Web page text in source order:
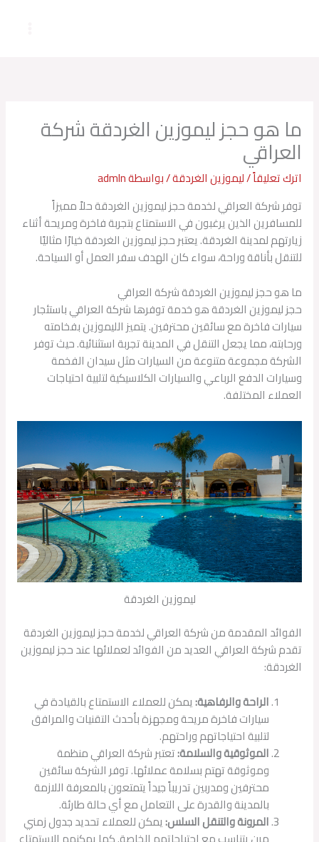
ما هو حجز ليموزين الغردقة شركة
العراقي
اترك تعليقاً/ليموزين الغردقة/ بواسطةadmln
توفر شركة العراقي لخدمة حجز ليموزين الغردقة حلاً مميزاً
للمسافرين الذين يرغبون في الاستمتاع بتجربة فاخرة ومريحة أثناء
زيارتهم لمدينة الغردقة. يعتبر حجز ليموزين الغردقة خيارًا مثاليًا
للتنقل بأناقة وراحة، سواء كان الهدف سفر العمل أو السياحة.
ما هو حجز ليموزين الغردقة شركة العراقي
حجز ليموزين الغردقة هو خدمة توفرها شركة العراقي باستئجار
سيارات فاخرة مع سائقين محترفين. يتميز الليموزين بفخامته
ورحابته، مما يجعل التنقل في المدينة تجربة استثنائية. حيث توفر
الشركة مجموعة متنوعة من السيارات مثل سيدان الفخمة
وسيارات الدفع الرباعي والسيارات الكلاسيكية لتلبية احتياجات
العملاء المختلفة.
ليموزين الغردقة
الفوائد المقدمة من شركة العراقي لخدمة حجز ليموزين الغردقة
تقدم شركة العراقي العديد من الفوائد لعملائها عند حجز ليموزين
الغردقة:
الراحة والرفاهية:يمكن للعملاء الاستمتاع بالقيادة في
سيارات فاخرة مريحة ومجهزة بأحدث التقنيات والمرافق
لتلبية احتياجاتهم وراحتهم.
الموثوقية والسلامة:تعتبر شركة العراقي منظمة
وموثوقة تهتم بسلامة عملائها. توفر الشركة سائقين
محترفين ومدربين تدريباً جيداً يتمتعون بالمعرفة اللازمة
بالمدينة والقدرة على التعامل مع أي حالة طارئة.
المرونة والتنقل السلس:يمكن للعملاء تحديد جدول زمني